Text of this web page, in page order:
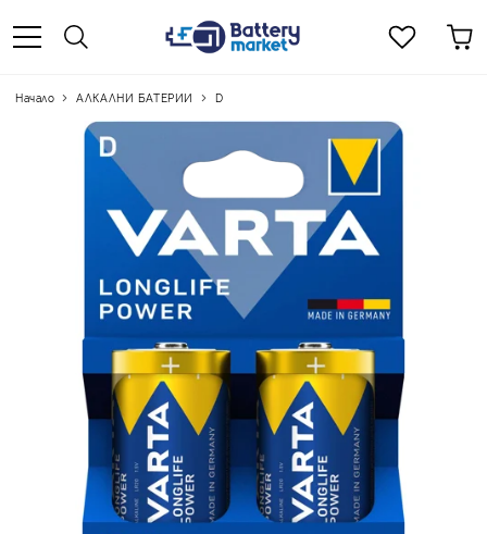
Начало АЛКАЛНИ БАТЕРИИ D